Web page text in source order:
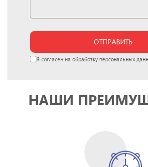
ОТПРАВИТЬ
Я согласен на обработку персональных
НАШИ